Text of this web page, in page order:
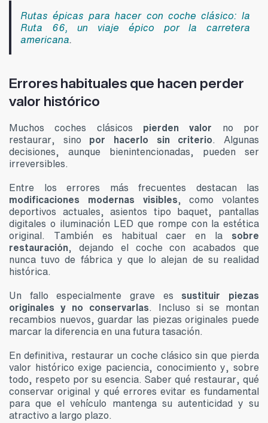
Rutas épicas para hacer con coche clásico: la
Ruta 66, un viaje épico por la carretera
americana.
Errores habituales que hacen perder
valor histórico
Muchos coches clásicos pierden valor no por
restaurar, sino por hacerlo sin criterio. Algunas
decisiones, aunque bienintencionadas, pueden ser
irreversibles.
Entre los errores más frecuentes destacan las
modificaciones modernas visibles, como volantes
deportivos actuales, asientos tipo baquet, pantallas
digitales o iluminación LED que rompe con la estética
original. También es habitual caer en la sobre
restauración, dejando el coche con acabados que
nunca tuvo de fábrica y que lo alejan de su realidad
histórica.
Un fallo especialmente grave es sustituir piezas
originales y no conservarlas. Incluso si se montan
recambios nuevos, guardar las piezas originales puede
marcar la diferencia en una futura tasación.
En definitiva, restaurar un coche clásico sin que pierda
valor histórico exige paciencia, conocimiento y, sobre
todo, respeto por su esencia. Saber qué restaurar, qué
conservar original y qué errores evitar es fundamental
para que el vehículo mantenga su autenticidad y su
atractivo a largo plazo.